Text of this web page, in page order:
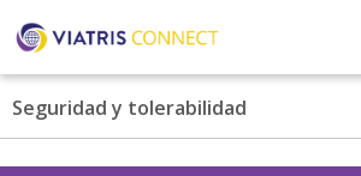
Seguridad y tolerabilidad